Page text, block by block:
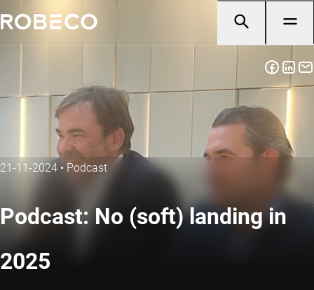
21-11-2024 • Podcast
Podcast: No (soft) landing in
2025